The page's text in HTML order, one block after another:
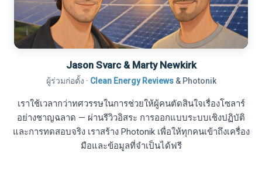
Jason Svarc & Marty Newkirk
ผู้ร่วมก่อตั้ง · Clean Energy Reviews& Photonik
เราใช้เวลากว่าทศวรรษในการช่วยให้ผู้คนตัดสินใจเรื่องโซลาร์
อย่างชาญฉลาด — ผ่านรีวิวอิสระ การออกแบบระบบเชิงปฏิบัติ
และการทดสอบจริง เราสร้าง Photonik เพื่อให้ทุกคนเข้าถึงเครื่อง
มือและข้อมูลที่จำเป็นได้ฟรี